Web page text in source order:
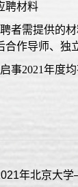
聘材料
者需提供的
合作导师、独
事2021年度
年北京大